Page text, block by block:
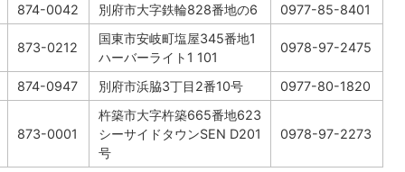
874-0042
別府市大字鉄輪828番地の6 0977-85-8401
873-0212
国東市安岐町塩屋345番地1
ハーバーライト1 101
0978-97-2475
874-0947 別府市浜脇3丁目2番10号 0977-80-1820
873-0001
杵築市大字杵築665番地623
シーサイドタウンSEN D201
号
0978-97-2273